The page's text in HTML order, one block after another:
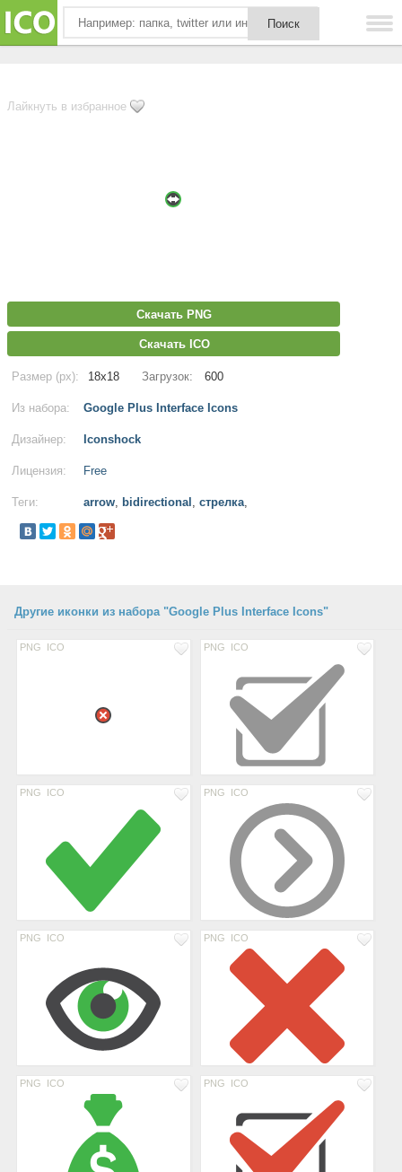
Лайкнуть в избранное
Скачать PNG
Скачать ICO
Размер (px): 18x18 Загрузок: 600
Из набора: Google Plus Interface Icons
Дизайнер: Iconshock
Лицензия: Free
Теги: arrow, bidirectional , стрелка,
Другие иконки из набора "Google Plus Interface Icons"
PNG ICO PNG ICO
PNG ICO PNG ICO
PNG ICO PNG ICO
PNG ICO PNG ICO